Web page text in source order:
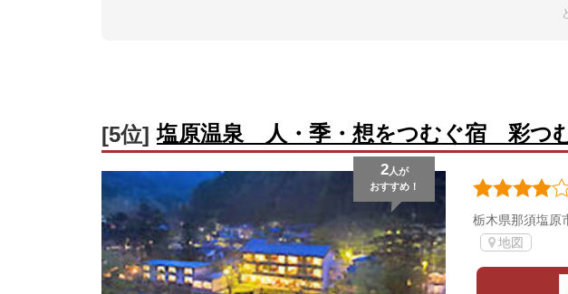
[5位] 塩原温泉 人・季・想をつむぐ宿 彩つ
2人が
おすすめ！
栃木県那須塩原
地図